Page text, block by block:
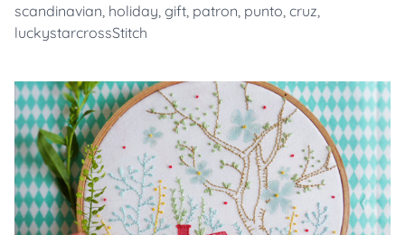
scandinavian, holiday, gift, patron, punto, cruz,
luckystarcrossStitch